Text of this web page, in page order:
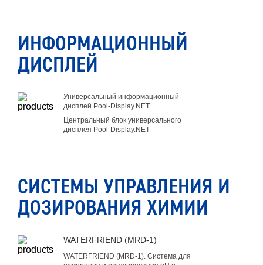
ИНФОРМАЦИОННЫЙ
ДИСПЛЕЙ
Универсальный информационный
дисплей Pool-Display.NET
Центральный блок универсального
дисплея Pool-Display.NET
СИСТЕМЫ УПРАВЛЕНИЯ И
ДОЗИРОВАНИЯ ХИМИИ
WATERFRIEND (MRD-1)
WATERFRIEND (MRD-1). Система для